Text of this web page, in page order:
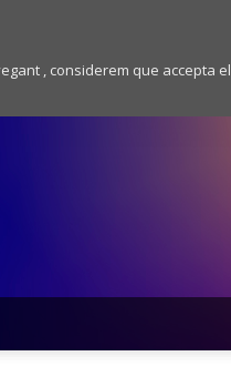
, considerem que accepta el